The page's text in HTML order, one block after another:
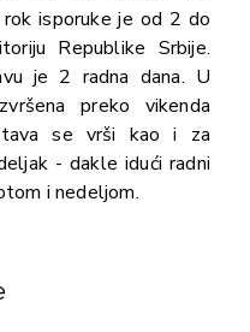
isporuke je od 2 do
Republike Srbije.
je 2 radna dana. U
preko vikenda
se vrši kao i za
- dakle idući radni
i nedeljom.